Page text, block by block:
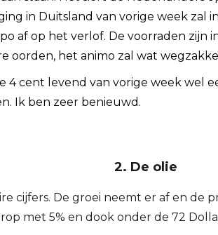
in Duitsland van vorige week
af op het verlof. De voorraden zijn
oorden, het animo zal wat
4 cent levend van vorige week
Ik ben zeer benieuwd.
2. De olie
cijfers. De groei neemt er af en de
met 5% en dook onder de 72